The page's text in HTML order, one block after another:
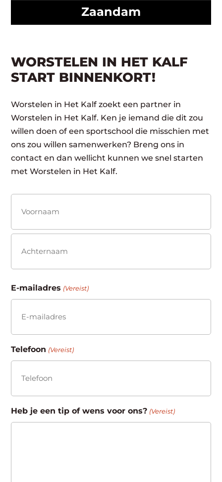
Zaandam
WORSTELEN IN HET KALF
START BINNENKORT!
Worstelen in Het Kalf zoekt een partner in
Worstelen in Het Kalf. Ken je iemand die dit zou
willen doen of een sportschool die misschien met
ons zou willen samenwerken? Breng ons in
contact en dan wellicht kunnen we snel starten
met Worstelen in Het Kalf.
(Vereist)
Voornaam
E-mailadres (Vereist)
Telefoon (Vereist)
Heb je een tip of wens voor ons? (Vereist)